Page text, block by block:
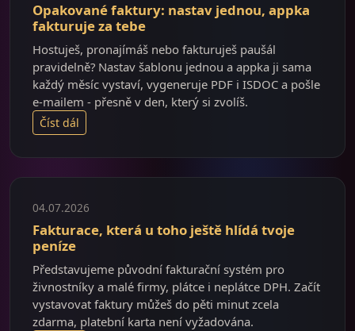
Opakované faktury: nastav jednou, appka
fakturuje za tebe
Hostuješ, pronajímáš nebo fakturuješ paušál
pravidelně? Nastav šablonu jednou a appka ji sama
každý měsíc vystaví, vygeneruje PDF i ISDOC a pošle
e-mailem - přesně v den, který si zvolíš.
Číst dál
04.07.2026
Fakturace, která u toho ještě hlídá tvoje
peníze
Představujeme původní fakturační systém pro
živnostníky a malé firmy, plátce i neplátce DPH. Začít
vystavovat faktury můžeš do pěti minut zcela
zdarma, platební karta není vyžadována.